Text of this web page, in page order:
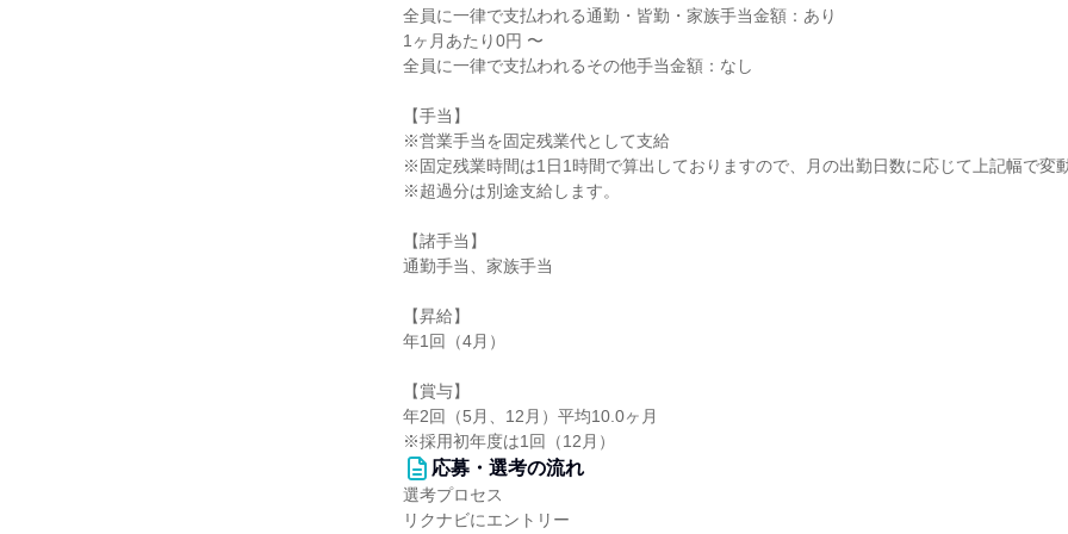
全員に一律で支払われる通勤・皆勤・家族手当金額：あり
1ヶ月あたり0円 〜
全員に一律で支払われるその他手当金額：なし
【手当】
※営業手当を固定残業代として支給
※固定残業時間は1日1時間で算出しておりますので、月の出勤日数に応じて上記幅で変動
※超過分は別途支給します。
【諸手当】
通勤手当、家族手当
【昇給】
年1回（4月）
【賞与】
年2回（5月、12月）平均10.0ヶ月
※採用初年度は1回（12月）
応募・選考の流れ
選考プロセス
リクナビにエントリー